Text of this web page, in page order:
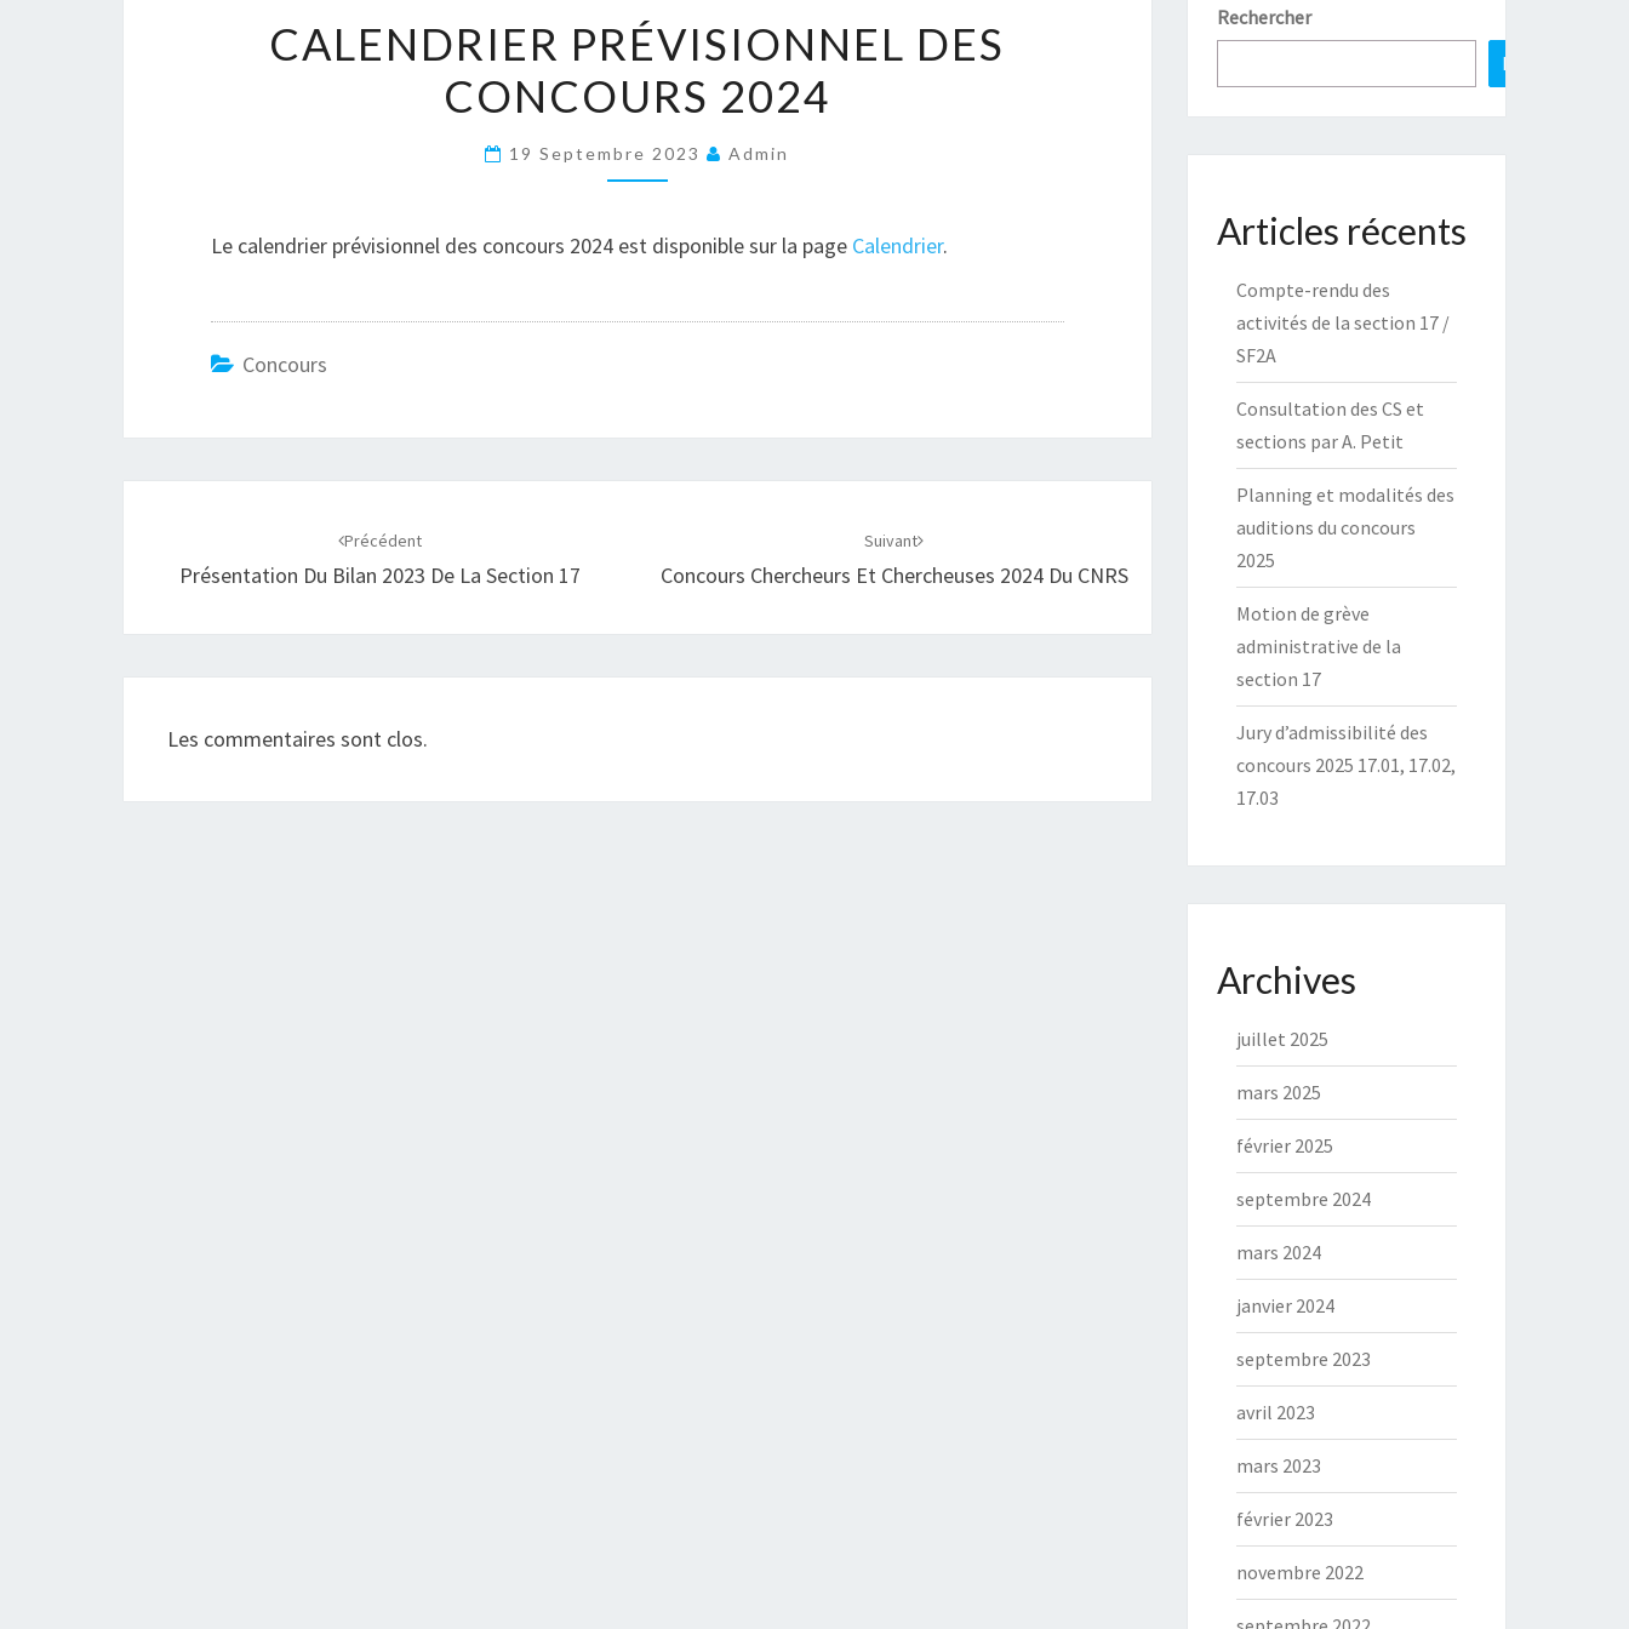
PRÉVISIONNEL
DES
CONCOURS
2024
CALENDRIER PRÉVISIONNEL DES
CONCOURS 2024
19 Septembre 2023 Admin
Le calendrier prévisionnel des concours 2024 est disponible sur la page Calendrier.
Concours
Précédent
Présentation Du Bilan 2023 De La Section 17
Suivant
Concours Chercheurs Et Chercheuses 2024 Du CNRS
Les commentaires sont clos.
Rechercher
Rechercher
Articles récents
Compte-rendu des
activités de la section 17 /
SF2A
Consultation des CS et
sections par A. Petit
Planning et modalités des
auditions du concours
2025
Motion de grève
administrative de la
section 17
Jury d’admissibilité des
concours 2025 17.01, 17.02,
17.03
Archives
juillet 2025
mars 2025
février 2025
septembre 2024
mars 2024
janvier 2024
septembre 2023
avril 2023
mars 2023
février 2023
novembre 2022